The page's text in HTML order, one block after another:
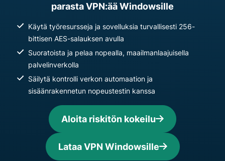
parasta VPN:ää Windowsille
Käytä työresursseja ja sovelluksia turvallisesti 256-
bittisen AES-salauksen avulla
Suoratoista ja pelaa nopealla, maailmanlaajuisella
palvelinverkolla
Säilytä kontrolli verkon automaation ja
sisäänrakennetun nopeustestin kanssa
Aloita riskitön kokeilu
Lataa VPN Windowsille